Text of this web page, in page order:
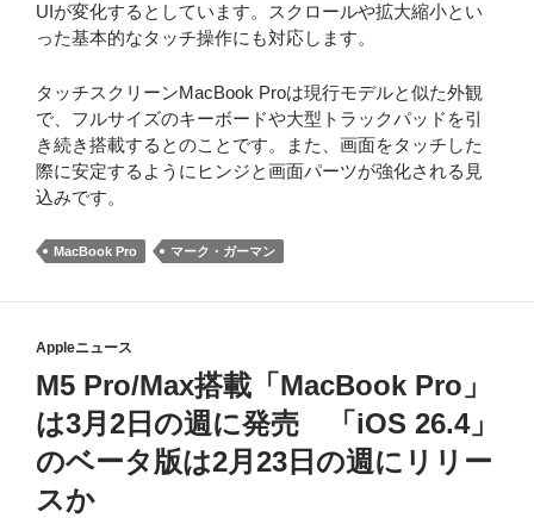
UIが変化するとしています。スクロールや拡大縮小とい
った基本的なタッチ操作にも対応します。
タッチスクリーンMacBook Proは現行モデルと似た外観
で、フルサイズのキーボードや大型トラックパッドを引
き続き搭載するとのことです。また、画面をタッチした
際に安定するようにヒンジと画面パーツが強化される見
込みです。
MacBook Pro マーク・ガーマン
Appleニュース
M5 Pro/Max搭載「MacBook Pro」
は3月2日の週に発売 「iOS 26.4」
のベータ版は2月23日の週にリリー
スか